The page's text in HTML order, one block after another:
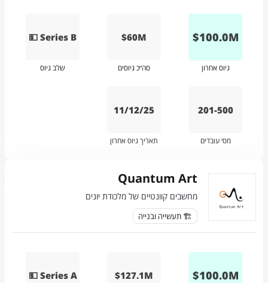
M
100.0
$
גיוס אחרון
$60M
סה״כ גיוסים
💵 Series B
שלב גיוס
201-500
מס׳ עובדים
11/12/25
תאריך גיוס אחרון
Quantum Art
מחשבים קוונטיים של מלכודת יונים
🏗️ תעשייה ובנייה
M
100.0
$
$127.1M
💵 Series A